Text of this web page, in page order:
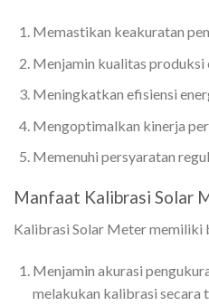
Memastikan keakuratan
Menjamin kualitas
Meningkatkan efisiensi
Mengoptimalkan kinerja
Memenuhi persyaratan
Manfaat Kalibrasi Solar
Kalibrasi Solar Meter memiliki
Menjamin akurasi
melakukan kalibrasi secara